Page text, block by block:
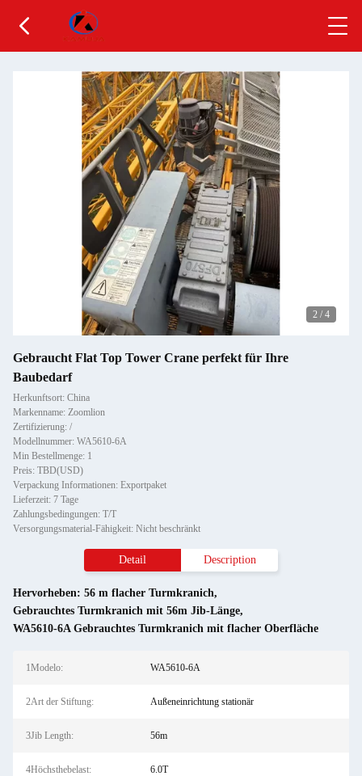
2 / 4
Gebraucht Flat Top Tower Crane perfekt für Ihre
Baubedarf
Herkunftsort: China
Markenname: Zoomlion
Zertifizierung: /
Modellnummer: WA5610-6A
Min Bestellmenge: 1
Preis: TBD(USD)
Verpackung Informationen: Exportpaket
Lieferzeit: 7 Tage
Zahlungsbedingungen: T/T
Versorgungsmaterial-Fähigkeit: Nicht beschränkt
Detail Description
Hervorheben: 56 m flacher Turmkranich,
Gebrauchtes Turmkranich mit 56m Jib-Länge,
WA5610-6A Gebrauchtes Turmkranich mit flacher Oberfläche
1Modelo: WA5610-6A
2Art der Stiftung: Außeneinrichtung stationär
3Jib Length: 56m
4Höchsthebelast: 6.0T